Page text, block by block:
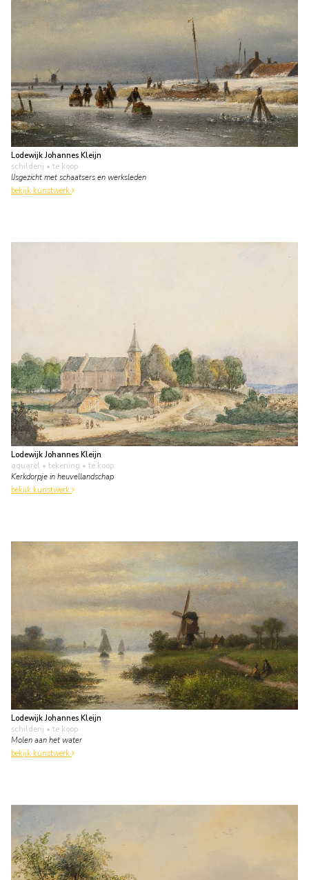
Lodewijk Johannes Kleijn
schilderij • te koop
IJsgezicht met schaatsers en werksleden
bekijk kunstwerk
Lodewijk Johannes Kleijn
aquarel • tekening • te koop
Kerkdorpje in heuvellandschap
bekijk kunstwerk
Lodewijk Johannes Kleijn
schilderij • te koop
Molen aan het water
bekijk kunstwerk